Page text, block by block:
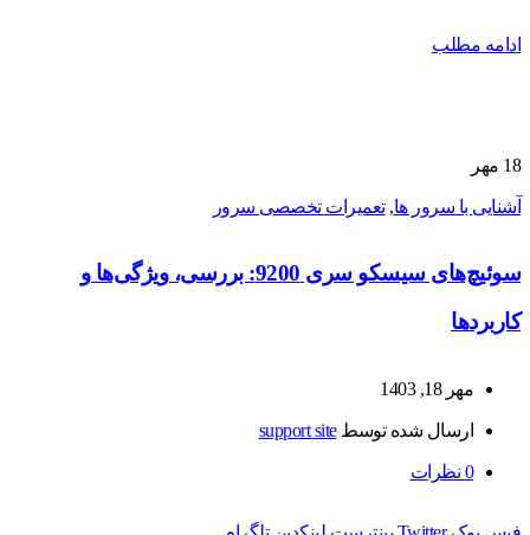
ادامه مطلب
18 مهر
آشنایی با سرور ها,تعمیرات تخصصی سرور
سوئیچ‌های سیسکو سری 9200: بررسی، ویژگی‌ها و
کاربردها
مهر 18, 1403
ارسال شده توسطsupport site
0 نظرات